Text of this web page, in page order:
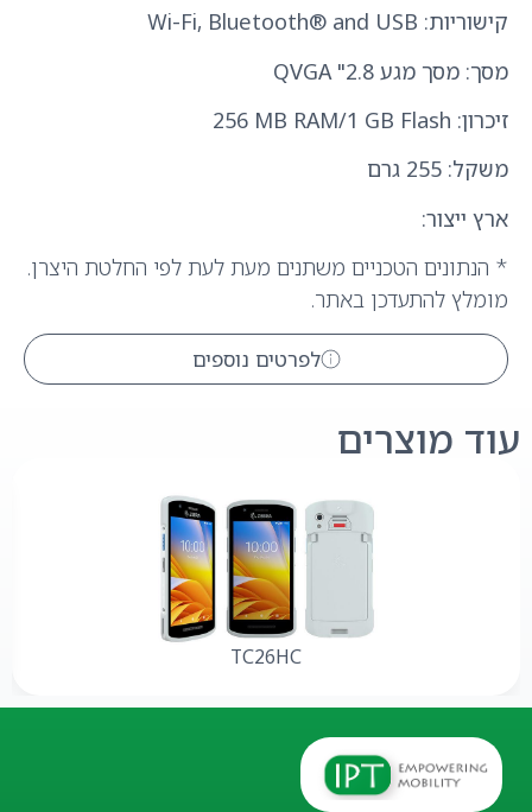
קישוריות: Wi-Fi, Bluetooth® and USB
מסך: מסך מגע 2.8" QVGA
256 MB RAM/1 GB Flash :זיכרון
משקל: 255 גרם
ארץ ייצור:
* הנתונים הטכניים משתנים מעת לעת לפי החלטת היצרן.
מומלץ להתעדכן באתר.
לפרטים נוספים
עוד מוצרים
TC26HC